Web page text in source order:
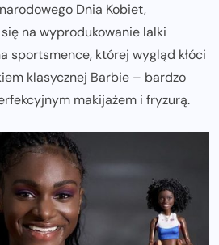
Dnia Kobiet,
na wyprodukowanie lalki
sportsmence, której wygląd kłóci
klasycznej Barbie – bardzo
makijażem i fryzurą.